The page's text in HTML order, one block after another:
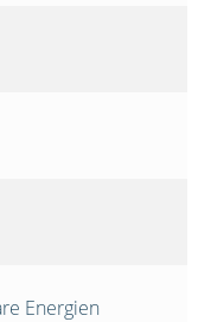
Energien